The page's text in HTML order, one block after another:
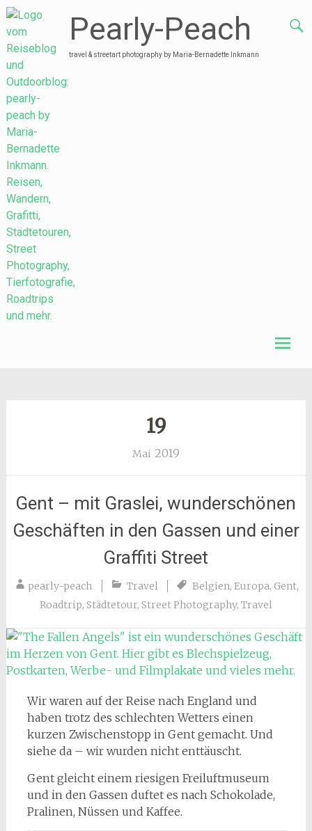
Pearly-Peach
travel & streetart photography by Maria-Bernadette Inkmann
19
Mai 2019
Gent – mit Graslei, wunderschönen
Geschäften in den Gassen und einer
Graffiti Street
pearly-peach Travel Belgien,Europa, Gent,
Roadtrip, Städtetour, Street Photography, Travel
Wir waren auf der Reise nach England und
haben trotz des schlechten Wetters einen
kurzen Zwischenstopp in Gent gemacht. Und
siehe da – wir wurden nicht enttäuscht.
Gent gleicht einem riesigen Freiluftmuseum
und in den Gassen duftet es nach Schokolade,
Pralinen, Nüssen und Kaffee.